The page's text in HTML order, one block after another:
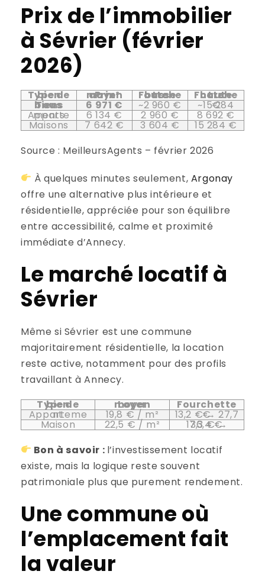
Prix de l’immobilier
à Sévrier (février
2026)
Type de bien Prix moyen au m² Fourchette basse Fourchette haute
Tous biens 6 971 € ~2 960 € ~15 284 €
Appartements 6 134 € 2 960 € 8 692 €
Maisons 7 642 € 3 604 €
15 284 €
Source : MeilleursAgents – février 2026
À quelques minutes seulement, Argonay
offre une alternative plus intérieure et
résidentielle, appréciée pour son équilibre
entre accessibilité, calme et proximité
immédiate d’Annecy.
Le marché locatif à
Sévrier
Même si Sévrier est une commune
majoritairement résidentielle, la location
reste active, notamment pour des profils
travaillant à Annecy.
Type de bien
Loyer moyen Fourchette
Appartement 19,8 € / m² 13,2 € → 27,7 €
Maison 22,5 € / m²
17,3 € → 36,4 €
Bon à savoir : l’investissement locatif
existe, mais la logique reste souvent
patrimoniale plus que purement rendement.
Une commune où
l’emplacement fait
la valeur